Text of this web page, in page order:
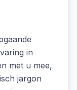
in
met u mee,
jargon